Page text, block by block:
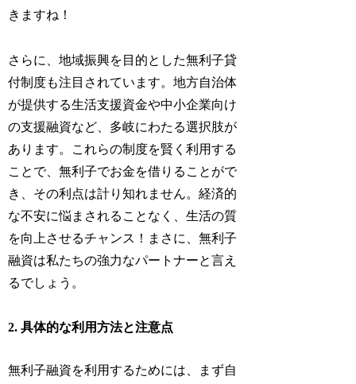
きますね！
さらに、地域振興を目的とした無利子貸
付制度も注目されています。地方自治体
が提供する生活支援資金や中小企業向け
の支援融資など、多岐にわたる選択肢が
あります。これらの制度を賢く利用する
ことで、無利子でお金を借りることがで
き、その利点は計り知れません。経済的
な不安に悩まされることなく、生活の質
を向上させるチャンス！まさに、無利子
融資は私たちの強力なパートナーと言え
るでしょう。
2. 具体的な利用方法と注意点
無利子融資を利用するためには、まず自